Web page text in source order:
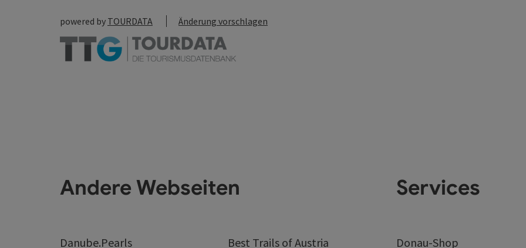
powered by TOURDATA Änderung vorschlagen
Andere Webseiten
Danube.Pearls Best Trails of Austria
Services
Donau-Shop